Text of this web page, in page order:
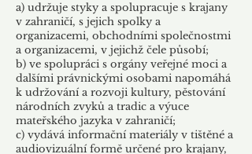
a) udržuje styky a spolupracuje s krajany
v zahraničí, s jejich spolky a
organizacemi, obchodními společnostmi
a organizacemi, v jejichž čele působí;
b) ve spolupráci s orgány veřejné moci a
dalšími právnickými osobami napomáhá
k udržování a rozvoji kultury, pěstování
národních zvyků a tradic a výuce
mateřského jazyka v zahraničí;
c) vydává informační materiály v tištěné a
audiovizuální formě určené pro krajany,